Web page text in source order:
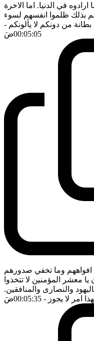
في الدنيا. اما الاخرة
بذلك ظلموا انفسهم لسوء
من دونكم لا يألونكم -
00:05:05ضَ
افواههم وما تخفي صدورهم
معشر المؤمنين لا تتخذوا
والنصارى والمنافقين.
امر لا يجوز - 00:05:35 ضَ